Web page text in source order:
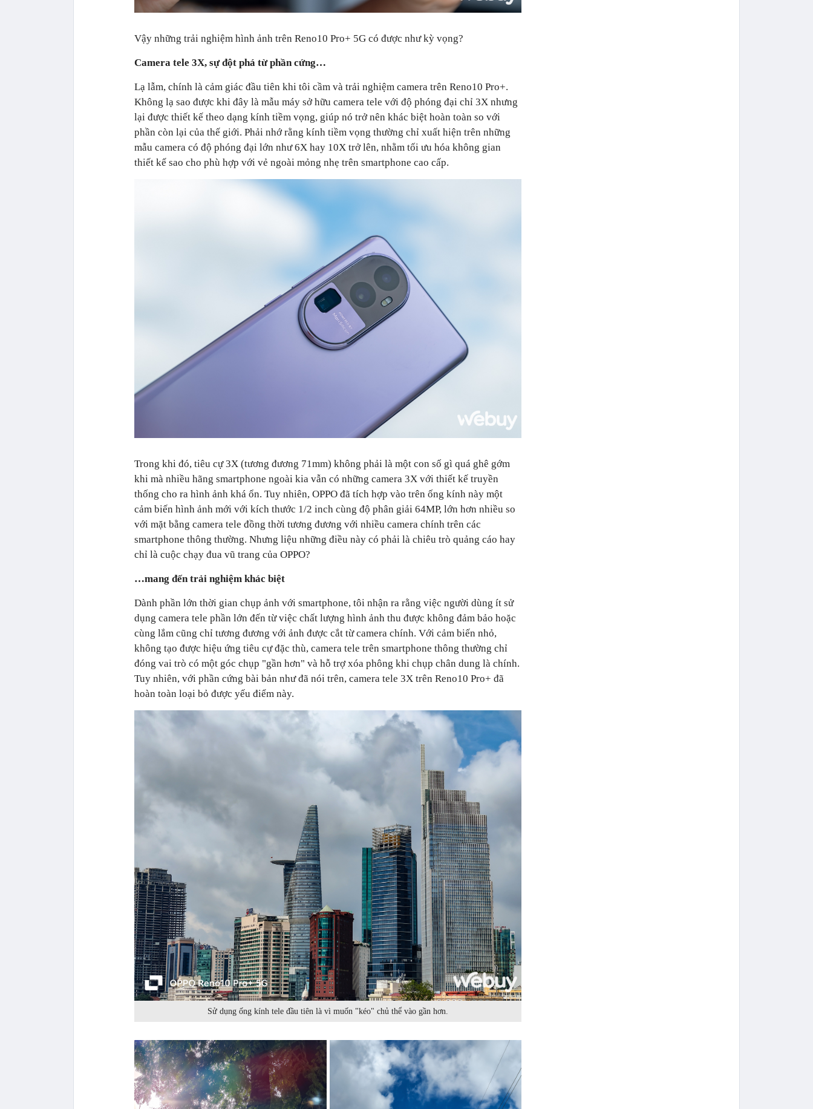
Vậy những trải nghiệm hình ảnh trên Reno10 Pro+ 5G có được như kỳ vọng?
Camera tele 3X, sự đột phá từ phần cứng…
Lạ lẫm, chính là cảm giác đầu tiên khi tôi cầm và trải nghiệm camera trên Reno10 Pro+.
Không lạ sao được khi đây là mẫu máy sở hữu camera tele với độ phóng đại chỉ 3X nhưng
lại được thiết kế theo dạng kính tiềm vọng, giúp nó trở nên khác biệt hoàn toàn so với
phần còn lại của thế giới. Phải nhớ rằng kính tiềm vọng thường chỉ xuất hiện trên những
mẫu camera có độ phóng đại lớn như 6X hay 10X trở lên, nhằm tối ưu hóa không gian
thiết kế sao cho phù hợp với vẻ ngoài mỏng nhẹ trên smartphone cao cấp.
Trong khi đó, tiêu cự 3X (tương đương 71mm) không phải là một con số gì quá ghê gớm
khi mà nhiều hãng smartphone ngoài kia vẫn có những camera 3X với thiết kế truyền
thống cho ra hình ảnh khá ổn. Tuy nhiên, OPPO đã tích hợp vào trên ống kính này một
cảm biến hình ảnh mới với kích thước 1/2 inch cùng độ phân giải 64MP, lớn hơn nhiều so
với mặt bằng camera tele đồng thời tương đương với nhiều camera chính trên các
smartphone thông thường. Nhưng liệu những điều này có phải là chiêu trò quảng cáo hay
chỉ là cuộc chạy đua vũ trang của OPPO?
…mang đến trải nghiệm khác biệt
Dành phần lớn thời gian chụp ảnh với smartphone, tôi nhận ra rằng việc người dùng ít sử
dụng camera tele phần lớn đến từ việc chất lượng hình ảnh thu được không đảm bảo hoặc
cùng lắm cũng chỉ tương đương với ảnh được cắt từ camera chính. Với cảm biến nhỏ,
không tạo được hiệu ứng tiêu cự đặc thù, camera tele trên smartphone thông thường chỉ
đóng vai trò có một góc chụp "gần hơn" và hỗ trợ xóa phông khi chụp chân dung là chính.
Tuy nhiên, với phần cứng bài bản như đã nói trên, camera tele 3X trên Reno10 Pro+ đã
hoàn toàn loại bỏ được yếu điểm này.
Sử dụng ống kính tele đầu tiên là vì muốn "kéo" chủ thể vào gần hơn.